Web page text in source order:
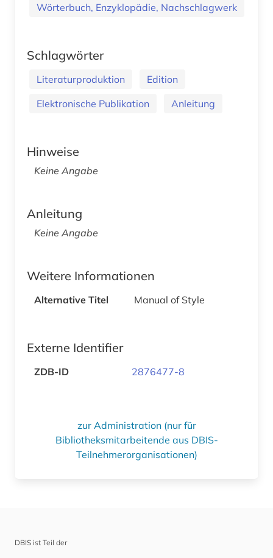
Wörterbuch, Enzyklopädie, Nachschlagwerk
Schlagwörter
Literaturproduktion
Edition
Elektronische Publikation
Anleitung
Hinweise
Keine Angabe
Anleitung
Keine Angabe
Weitere Informationen
Alternative Titel Manual of Style
Externe Identifier
ZDB-ID 2876477-8
zur Administration (nur für
Bibliotheksmitarbeitende aus DBIS-
Teilnehmerorganisationen)
DBIS ist Teil der